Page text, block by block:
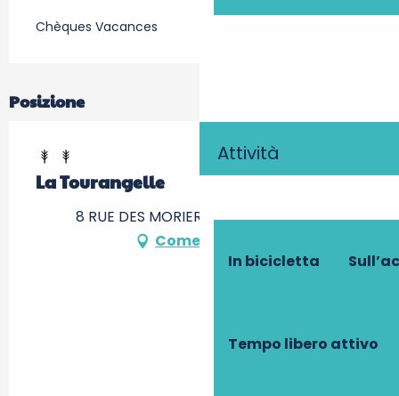
Attività
In bicicletta
Tempo libero attivo
Chèques Vacances
Posizione
La Tourangelle
8 RUE DES MORIERS, 37310 Sublaines
Come arrivare